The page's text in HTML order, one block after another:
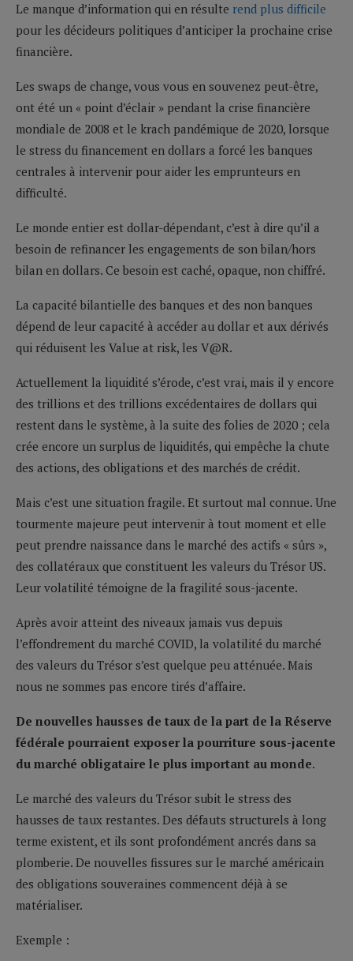
Le manque d’information qui en résulte rend plus difficile
pour les décideurs politiques d’anticiper la prochaine crise
financière.
Les swaps de change, vous vous en souvenez peut-être,
ont été un « point d’éclair » pendant la crise financière
mondiale de 2008 et le krach pandémique de 2020, lorsque
le stress du financement en dollars a forcé les banques
centrales à intervenir pour aider les emprunteurs en
difficulté.
Le monde entier est dollar-dépendant, c’est à dire qu’il a
besoin de refinancer les engagements de son bilan/hors
bilan en dollars. Ce besoin est caché, opaque, non chiffré.
La capacité bilantielle des banques et des non banques
dépend de leur capacité à accéder au dollar et aux dérivés
qui réduisent les Value at risk, les V@R.
Actuellement la liquidité s’érode, c’est vrai, mais il y encore
des trillions et des trillions excédentaires de dollars qui
restent dans le système, à la suite des folies de 2020 ; cela
crée encore un surplus de liquidités, qui empêche la chute
des actions, des obligations et des marchés de crédit.
Mais c’est une situation fragile. Et surtout mal connue. Une
tourmente majeure peut intervenir à tout moment et elle
peut prendre naissance dans le marché des actifs « sûrs »,
des collatéraux que constituent les valeurs du Trésor US.
Leur volatilité témoigne de la fragilité sous-jacente.
Après avoir atteint des niveaux jamais vus depuis
l’effondrement du marché COVID, la volatilité du marché
des valeurs du Trésor s’est quelque peu atténuée. Mais
nous ne sommes pas encore tirés d’affaire.
De nouvelles hausses de taux de la part de la Réserve
fédérale pourraient exposer la pourriture sous-jacente
du marché obligataire le plus important au monde.
Le marché des valeurs du Trésor subit le stress des
hausses de taux restantes. Des défauts structurels à long
terme existent, et ils sont profondément ancrés dans sa
plomberie. De nouvelles fissures sur le marché américain
des obligations souveraines commencent déjà à se
matérialiser.
Exemple :